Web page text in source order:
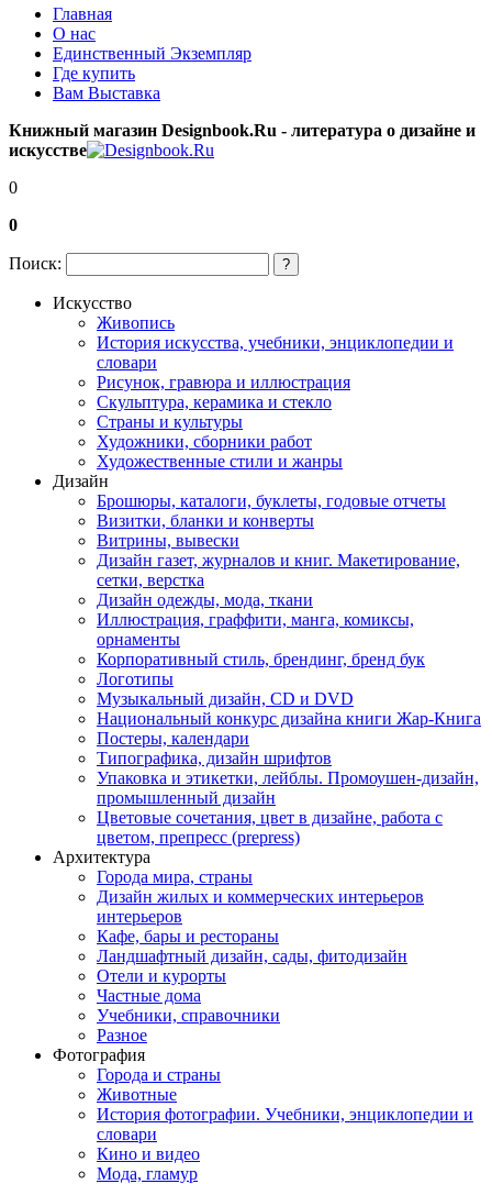
Главная
О нас
Единственный Экземпляр
Где купить
Вам Выставка
Книжный магазин Designbook.Ru - литература о дизайне и
искусстве
0
0
Поиск: ?
Искусство
Живопись
История искусства, учебники, энциклопедии и
словари
Рисунок, гравюра и иллюстрация
Скульптура, керамика и стекло
Страны и культуры
Художники, сборники работ
Художественные стили и жанры
Дизайн
Брошюры, каталоги, буклеты, годовые отчеты
Визитки, бланки и конверты
Витрины, вывески
Дизайн газет, журналов и книг. Макетирование,
сетки, верстка
Дизайн одежды, мода, ткани
Иллюстрация, граффити, манга, комиксы,
орнаменты
Корпоративный стиль, брендинг, бренд бук
Логотипы
Музыкальный дизайн, СD и DVD
Национальный конкурс дизайна книги Жар-Книга
Постеры, календари
Типографика, дизайн шрифтов
Упаковка и этикетки, лейблы. Промоушен-дизайн,
промышленный дизайн
Цветовые сочетания, цвет в дизайне, работа с
цветом, препресс (prepress)
Архитектура
Города мира, страны
Дизайн жилых и коммерческих интерьеров
интерьеров
Кафе, бары и рестораны
Ландшафтный дизайн, сады, фитодизайн
Отели и курорты
Частные дома
Учебники, справочники
Разное
Фотография
Города и страны
Животные
История фотографии. Учебники, энциклопедии и
словари
Кино и видео
Мода, гламур